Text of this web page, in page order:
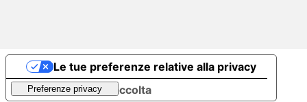
Informativa sulla raccolta
Le tue preferenze relative alla privacy